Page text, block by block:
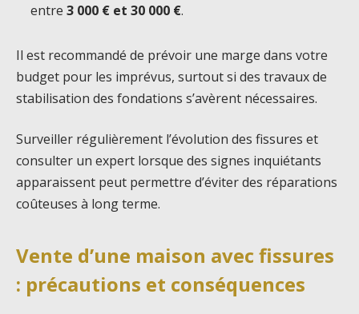
entre 3 000 € et 30 000 €.
Il est recommandé de prévoir une marge dans votre
budget pour les imprévus, surtout si des travaux de
stabilisation des fondations s’avèrent nécessaires.
Surveiller régulièrement l’évolution des fissures et
consulter un expert lorsque des signes inquiétants
apparaissent peut permettre d’éviter des réparations
coûteuses à long terme.
Vente d’une maison avec fissures
: précautions et conséquences